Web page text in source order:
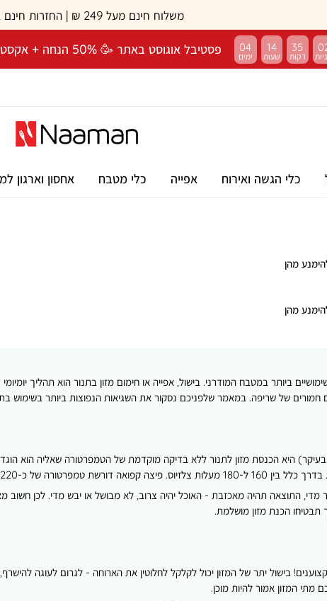
משלוח חינם מעל 249 ₪ | החזרות חינם בסניפים
פסטיבל אוגוסט באתר 🥳 50% הנחה + אקסטרה 25% על היתרה! 🎉 04 14 35
כלי הגשה ואירוח אפייה כלי מטבח אחסון וארגון
מהן
מהןטעויות
להימנע
מהן
ביותר במטבח המודרני. בישול, אפייה או חימום מזון בתנור הוא תהליך
של שריפה. במאמר שלפניכם נסקור את השגיאות הנפוצות ביותר בשימוש
היא הכנסת מזון לתנור ללא בדיקה מוקדמת של הטמפרטורה שאליה הוא
להיאפות בטמפרטורה של לפחות 175 מעלות.
מדי, התוצאה תהיה מאכזבת - האוכל יהיה צרוב, לא מבושל או יבש מדי. לכן חשוב
הכנת מזון מושלמת.
בישול יתר של המזון יכול לקלקל לחלוטין את הארוחה - לגרום לעוגה
מתי המזון אמור להיות מוכן.